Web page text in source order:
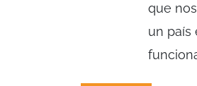
que
un país